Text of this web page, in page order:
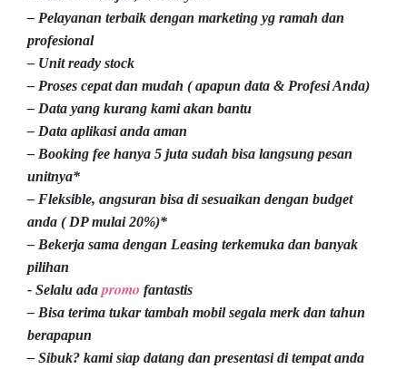
– Pelayanan terbaik dengan marketing yg ramah dan
profesional
– Unit ready stock
– Proses cepat dan mudah ( apapun data & Profesi Anda)
– Data yang kurang kami akan bantu
– Data aplikasi anda aman
– Booking fee hanya 5 juta sudah bisa langsung pesan
unitnya*
– Fleksible, angsuran bisa di sesuaikan dengan budget
anda ( DP mulai 20%)*
– Bekerja sama dengan Leasing terkemuka dan banyak
pilihan
- Selalu ada promo fantastis
– Bisa terima tukar tambah mobil segala merk dan tahun
berapapun
– Sibuk? kami siap datang dan presentasi di tempat anda